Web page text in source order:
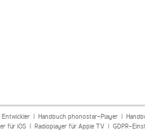
Entwickler| Handbuch phonostar-Player|
für iOS| Radioplayer für Apple TV| GDPR-